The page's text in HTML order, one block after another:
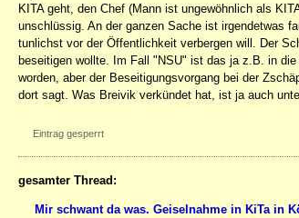
KITA geht, den Chef (Mann ist ungewöhnlich als
unschlüssig. An der ganzen Sache ist irgendetwas
tunlichst vor der Öffentlichkeit verbergen will. Der
beseitigen wollte. Im Fall "NSU" ist das ja z.B. in
worden, aber der Beseitigungsvorgang bei der
dort sagt. Was Breivik verkündet hat, ist ja auch
Eintrag gesperrt
gesamter Thread:
Mir schwant da was. Geiselnahme in KiTa in